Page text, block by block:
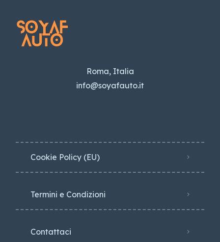
Roma, Italia
info@soyafauto.it
Cookie Policy (EU)
Termini e Condizioni
Contattaci